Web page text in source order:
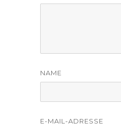
NAME
E-MAIL-ADRESSE